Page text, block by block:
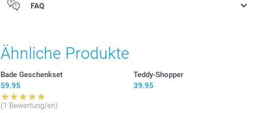
Alle Preise verstehen sich in Schweizer Franken (CHF) inkl. MwSt. und
FAQ
Ähnliche Produkte
Bade Geschenkset
59.95
(1 Bewertung/en)
Teddy-Shopper
39.95